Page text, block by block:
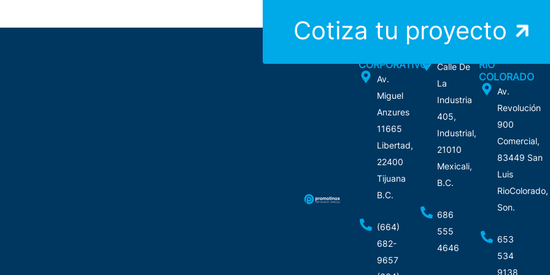
Cotiza tu proyecto
CORPORATIVO
Av.
Miguel
Anzures
11665
Libertad,
22400
Tijuana
B.C.
(664)
682-
9657
Calle De
La
Industria
405,
Industrial,
21010
Mexicali,
B.C.
686
555
4646
RIO
COLORADO
Av.
Revolución
900
Comercial,
83449 San
Luis
RioColorado,
Son.
653
534
9138